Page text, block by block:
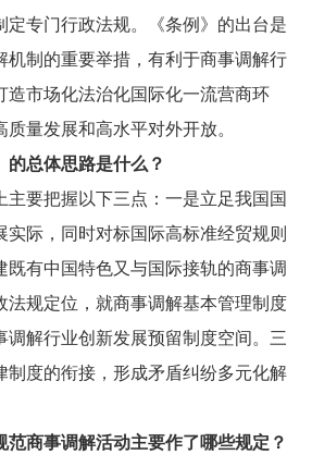
定专门行政法规。《条例》的出台是
机制的重要举措，有利于商事调解行
造市场化法治化国际化一流营商环
量发展和高水平对外开放。
的总体思路是什么？
主要把握以下三点：一是立足我国国
实际，同时对标国际高标准经贸规则
既有中国特色又与国际接轨的商事调
法规定位，就商事调解基本管理制度
调解行业创新发展预留制度空间。三
制度的衔接，形成矛盾纠纷多元化解
范商事调解活动主要作了哪些规定？